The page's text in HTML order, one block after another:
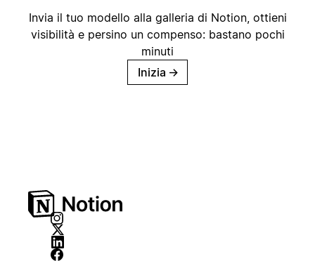
Invia il tuo modello alla galleria di Notion, ottieni
visibilità e persino un compenso: bastano pochi
minuti
Inizia →